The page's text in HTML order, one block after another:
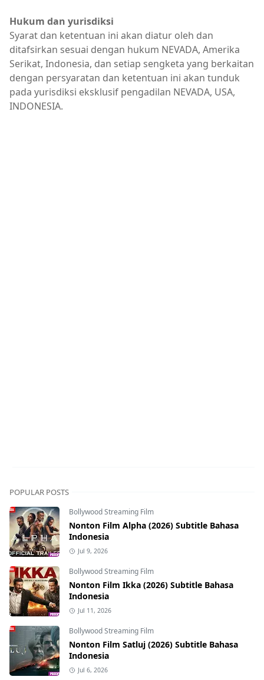
Hukum dan yurisdiksi
Syarat dan ketentuan ini akan diatur oleh dan
ditafsirkan sesuai dengan hukum NEVADA, Amerika
Serikat, Indonesia, dan setiap sengketa yang berkaitan
dengan persyaratan dan ketentuan ini akan tunduk
pada yurisdiksi eksklusif pengadilan NEVADA, USA,
INDONESIA.
POPULAR POSTS
Bollywood Streaming Film
Nonton Film Alpha (2026) Subtitle Bahasa
Indonesia
Jul 9, 2026
Bollywood Streaming Film
Nonton Film Ikka (2026) Subtitle Bahasa
Indonesia
Jul 11, 2026
Bollywood Streaming Film
Nonton Film Satluj (2026) Subtitle Bahasa
Indonesia
Jul 6, 2026